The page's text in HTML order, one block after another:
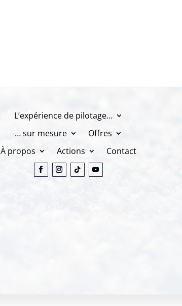
L’expérience de pilotage…
… sur mesure
Offres
À propos
Actions Contact